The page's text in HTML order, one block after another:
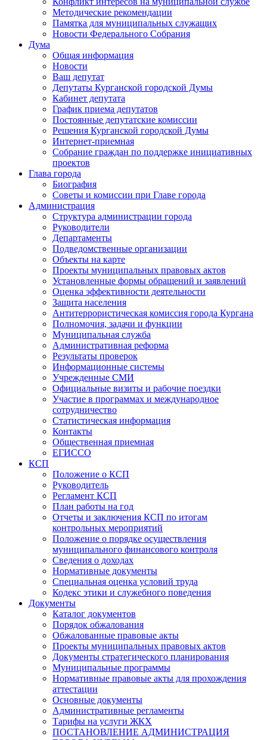
Методические рекомендации
Памятка для муниципальных служащих
Новости Федерального Cобрания
Дума
Общая информация
Новости
Ваш депутат
Депутаты Курганской городской Думы
Кабинет депутата
График приема депутатов
Постоянные депутатские комиссии
Решения Курганской городской Думы
Интернет-приемная
Собрание граждан по поддержке инициативных
проектов
Глава города
Биография
Советы и комиссии при Главе города
Администрация
Структура администрации города
Руководители
Департаменты
Подведомственные организации
Объекты на карте
Проекты муниципальных правовых актов
Установленные формы обращений и заявлений
Оценка эффективности деятельности
Защита населения
Антитеррористическая комиссия города Кургана
Полномочия, задачи и функции
Муниципальная служба
Административная реформа
Результаты проверок
Информационные системы
Учрежденные СМИ
Официальные визиты и рабочие поездки
Участие в программах и международное
сотрудничество
Статистическая информация
Контакты
Общественная приемная
ЕГИССО
КСП
Положение о КСП
Руководитель
Регламент КСП
План работы на год
Отчеты и заключения КСП по итогам
контрольных мероприятий
Положение о порядке осуществления
муниципального финансового контроля
Сведения о доходах
Нормативные документы
Специальная оценка условий труда
Кодекс этики и служебного поведения
Документы
Каталог документов
Порядок обжалования
Обжалованные правовые акты
Проекты муниципальных правовых актов
Документы стратегического планирования
Муниципальные программы
Нормативные правовые акты для прохождения
аттестации
Основные документы
Административные регламенты
Тарифы на услуги ЖКХ
ПОСТАНОВЛЕНИЕ АДМИНИСТРАЦИЯ